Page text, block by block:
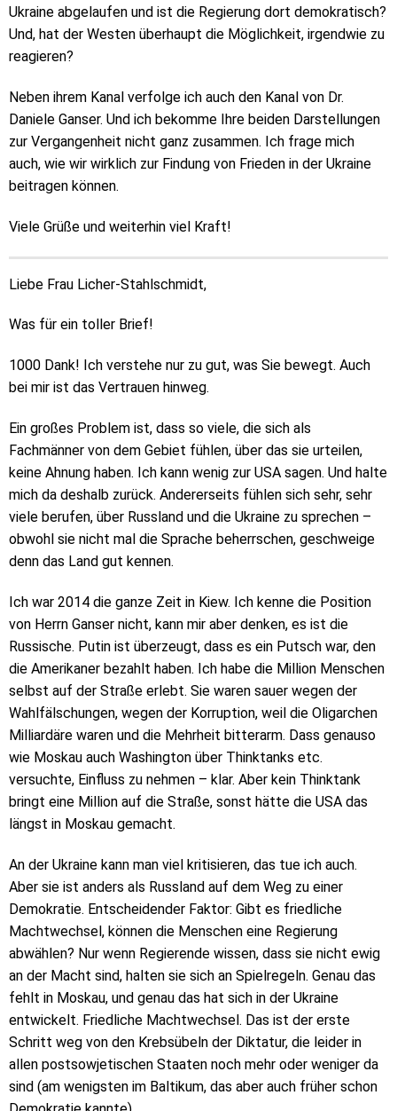
Ukraine abgelaufen und ist die Regierung dort demokratisch?
Und, hat der Westen überhaupt die Möglichkeit, irgendwie zu
reagieren?
Neben ihrem Kanal verfolge ich auch den Kanal von Dr.
Daniele Ganser. Und ich bekomme Ihre beiden Darstellungen
zur Vergangenheit nicht ganz zusammen. Ich frage mich
auch, wie wir wirklich zur Findung von Frieden in der Ukraine
beitragen können.
Viele Grüße und weiterhin viel Kraft!
Liebe Frau Licher-Stahlschmidt,
Was für ein toller Brief!
1000 Dank! Ich verstehe nur zu gut, was Sie bewegt. Auch
bei mir ist das Vertrauen hinweg.
Ein großes Problem ist, dass so viele, die sich als
Fachmänner von dem Gebiet fühlen, über das sie urteilen,
keine Ahnung haben. Ich kann wenig zur USA sagen. Und halte
mich da deshalb zurück. Andererseits fühlen sich sehr, sehr
viele berufen, über Russland und die Ukraine zu sprechen –
obwohl sie nicht mal die Sprache beherrschen, geschweige
denn das Land gut kennen.
Ich war 2014 die ganze Zeit in Kiew. Ich kenne die Position
von Herrn Ganser nicht, kann mir aber denken, es ist die
Russische. Putin ist überzeugt, dass es ein Putsch war, den
die Amerikaner bezahlt haben. Ich habe die Million Menschen
selbst auf der Straße erlebt. Sie waren sauer wegen der
Wahlfälschungen, wegen der Korruption, weil die Oligarchen
Milliardäre waren und die Mehrheit bitterarm. Dass genauso
wie Moskau auch Washington über Thinktanks etc.
versuchte, Einfluss zu nehmen – klar. Aber kein Thinktank
bringt eine Million auf die Straße, sonst hätte die USA das
längst in Moskau gemacht.
An der Ukraine kann man viel kritisieren, das tue ich auch.
Aber sie ist anders als Russland auf dem Weg zu einer
Demokratie. Entscheidender Faktor: Gibt es friedliche
Machtwechsel, können die Menschen eine Regierung
abwählen? Nur wenn Regierende wissen, dass sie nicht ewig
an der Macht sind, halten sie sich an Spielregeln. Genau das
fehlt in Moskau, und genau das hat sich in der Ukraine
entwickelt. Friedliche Machtwechsel. Das ist der erste
Schritt weg von den Krebsübeln der Diktatur, die leider in
allen postsowjetischen Staaten noch mehr oder weniger da
sind (am wenigsten im Baltikum, das aber auch früher schon